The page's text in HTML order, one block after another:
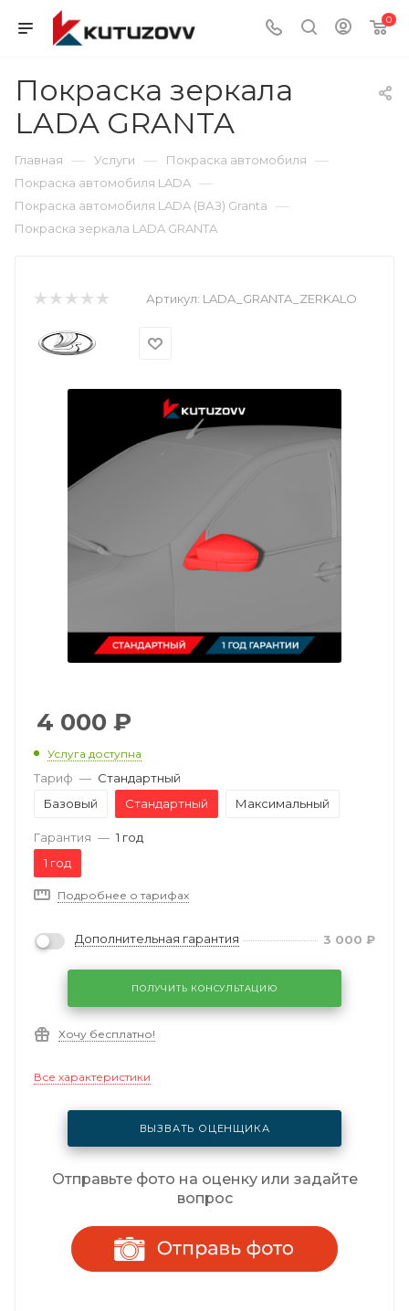
0
Покраска зеркала
LADA GRANTA
Главная — Услуги — Покраска автомобиля —
Покраска автомобиля LADA —
Покраска автомобиля LADA (ВАЗ) Granta —
Покраска зеркала LADA GRANTA
Артикул: LADA_GRANTA_ZERKALO
4 000 ₽
Услуга доступна
Тариф — Стандартный
Базовый
Стандартный Максимальный
Гарантия — 1 год
1 год
Подробнее о тарифах
Дополнительная гарантия 3 000 ₽
ПОЛУЧИТЬ КОНСУЛЬТАЦИЮ
Хочу бесплатно!
Все характеристики
ВЫЗВАТЬ ОЦЕНЩИКА
Отправьте фото на оценку или задайте
вопрос